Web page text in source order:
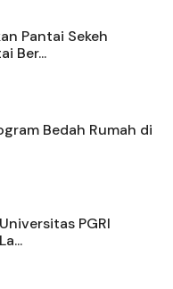
Pantai Sekeh
Ber...
Bedah Rumah di
PGRI